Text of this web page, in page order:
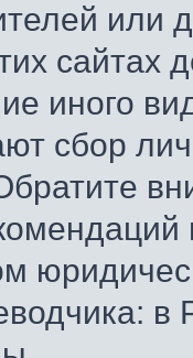
или
сайтах
иного
сбор
в